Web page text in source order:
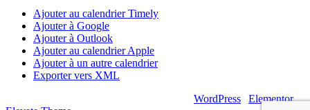
Ajouter au calendrier Timely
Ajouter à Google
Ajouter à Outlook
Ajouter au calendrier Apple
Ajouter à un autre calendrier
Exporter vers XML
WordPress Elementor|